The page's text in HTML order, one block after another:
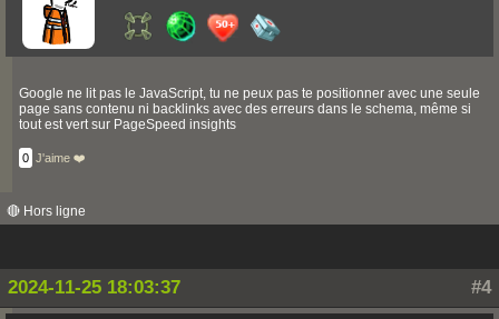
/>
<meta name="twitter:image"
content="https://............../Accueil-1200x600.jpg"
content="https://................" />
<link rel="alternate"
href="https://................" hreflang="fr-fr" />
{
"@id":
"https://..................fr/#Organisation",
"https://..............fr/logo-...............-112.pn
g",
"description": "Agence de création de sites
Google ne lit pas le JavaScript, tu ne peux pas te positionner avec une seule
page sans contenu ni backlinks avec des erreurs dans le schema, même si
tout est vert sur PageSpeed insights
0 J'aime ❤️
🔴 Hors ligne
#4
2024-11-25 18:03:37